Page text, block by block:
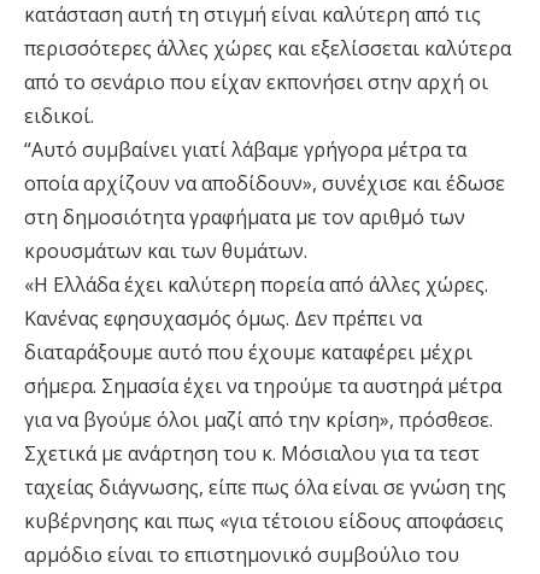
κατάσταση αυτή τη στιγμή είναι καλύτερη από τις
περισσότερες άλλες χώρες και εξελίσσεται καλύτερα
από το σενάριο που είχαν εκπονήσει στην αρχή οι
ειδικοί.
“Αυτό συμβαίνει γιατί λάβαμε γρήγορα μέτρα τα
οποία αρχίζουν να αποδίδουν», συνέχισε και έδωσε
στη δημοσιότητα γραφήματα με τον αριθμό των
κρουσμάτων και των θυμάτων.
«Η Ελλάδα έχει καλύτερη πορεία από άλλες χώρες.
Κανένας εφησυχασμός όμως. Δεν πρέπει να
διαταράξουμε αυτό που έχουμε καταφέρει μέχρι
σήμερα. Σημασία έχει να τηρούμε τα αυστηρά μέτρα
για να βγούμε όλοι μαζί από την κρίση», πρόσθεσε.
Σχετικά με ανάρτηση του κ. Μόσιαλου για τα τεστ
ταχείας διάγνωσης, είπε πως όλα είναι σε γνώση της
κυβέρνησης και πως «για τέτοιου είδους αποφάσεις
αρμόδιο είναι το επιστημονικό συμβούλιο του